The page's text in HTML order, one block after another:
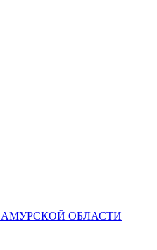
ОБЛАСТИ